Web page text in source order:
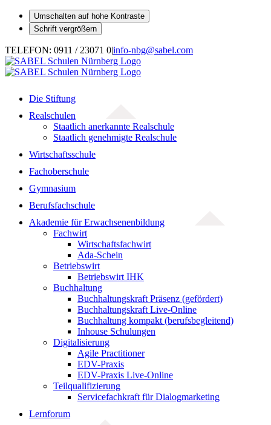
Umschalten auf hohe Kontraste
Schrift vergrößern
Zum
Inhalt
springen
TELEFON: 0911 / 23071 0|info-nbg@sabel.com
Die Stiftung
Realschulen
Staatlich anerkannte Realschule
Staatlich genehmigte Realschule
Wirtschaftsschule
Fachoberschule
Gymnasium
Berufsfachschule
Akademie für Erwachsenenbildung
Fachwirt
Wirtschaftsfachwirt
Ada-Schein
Betriebswirt
Betriebswirt IHK
Buchhaltung
Buchhaltungskraft Präsenz (gefördert)
Buchhaltungskraft Live-Online
Buchhaltung kompakt (berufsbegleitend)
Inhouse Schulungen
Digitalisierung
Agile Practitioner
EDV-Praxis
EDV-Praxis Live-Online
Teilqualifizierung
Servicefachkraft für Dialogmarketing
Lernforum